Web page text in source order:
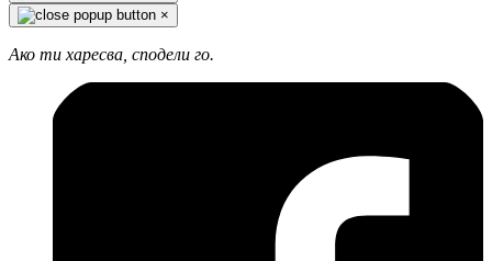
×
Ако ти харесва, сподели го.